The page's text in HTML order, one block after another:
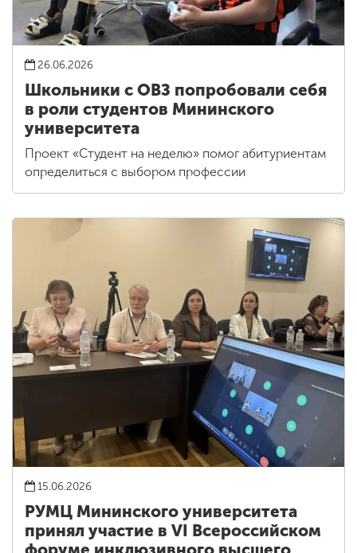
26.06.2026
Школьники с ОВЗ попробовали себя
в роли студентов Мининского
университета
Проект «Студент на неделю» помог абитуриентам
определиться с выбором профессии
15.06.2026
РУМЦ Мининского университета
принял участие в VI Всероссийском